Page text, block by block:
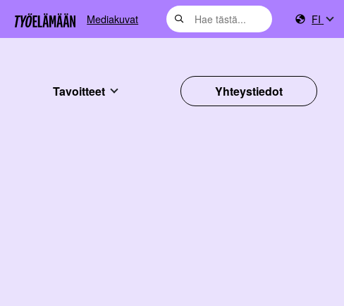
Mediakuvat FI
Tavoitteet Yhteystiedot